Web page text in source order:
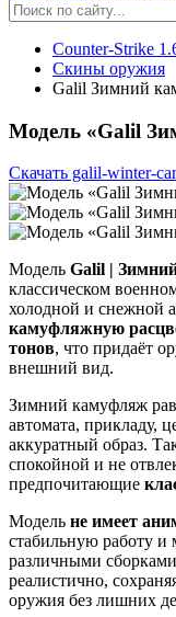
Counter-Strike
Скины оружия
Galil Зимний
Модель «Galil
Скачать galil-winter-
Модель Galil |
классическом
холодной и снежной
камуфляжную
тонов, что придаёт
внешний вид.
Зимний камуфляж
автомата, прикладу,
аккуратный образ.
спокойной и не
предпочитающие
Модель не имеет
стабильную работу и
различными
реалистично,
оружия без лишних